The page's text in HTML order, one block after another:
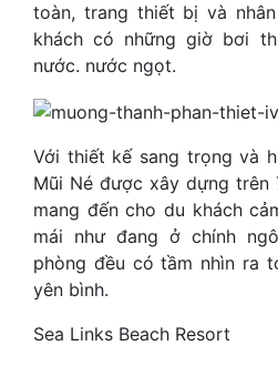
toàn, trang thiết bị và
khách có những giờ bơi
nước. nước ngọt.
Với thiết kế sang trọng và
Mũi Né được xây dựng trên
mang đến cho du khách
mái như đang ở chính
phòng đều có tầm nhìn ra
yên bình.
Sea Links Beach Resort